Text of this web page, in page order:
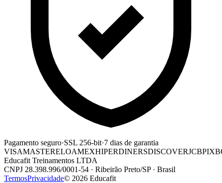
Pagamento seguro·SSL 256-bit·7 dias de garantia
VISAMASTERELOAMEXHIPERDINERSDISCOVERJCBPIX
Educafit Treinamentos LTDA
CNPJ 28.398.996/0001-54 · Ribeirão Preto/SP · Brasil
TermosPrivacidade© 2026 Educafit